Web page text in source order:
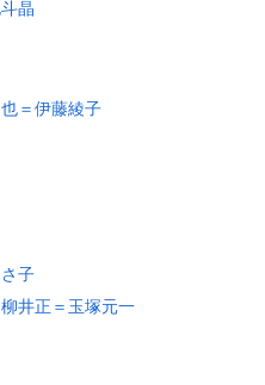
晶
＝伊藤綾子
子
井正＝玉塚元一